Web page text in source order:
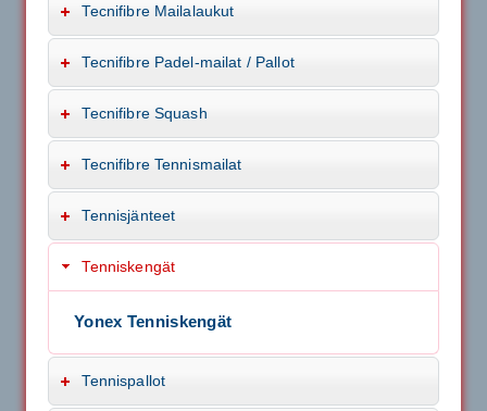
Tecnifibre Mailalaukut
Tecnifibre Padel-mailat / Pallot
Tecnifibre Squash
Tecnifibre Tennismailat
Tennisjänteet
Tenniskengät
Yonex Tenniskengät
Tennispallot